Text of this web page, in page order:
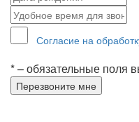
Согласие на
* – обязательные поля